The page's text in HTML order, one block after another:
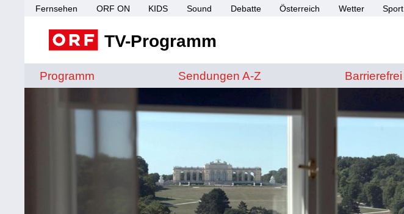
Fernsehen ORF ON KIDS Sound Debatte Österreich Wetter Sport
TV-Programm
Programm Sendungen von A bis Z
Sendungen A-Z Barrierefrei
Barrierefrei